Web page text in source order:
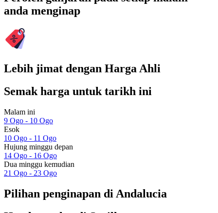
anda menginap
Lebih jimat dengan Harga Ahli
Semak harga untuk tarikh ini
Malam ini
9 Ogo - 10 Ogo
Esok
10 Ogo - 11 Ogo
Hujung minggu depan
14 Ogo - 16 Ogo
Dua minggu kemudian
21 Ogo - 23 Ogo
Pilihan penginapan di Andalucia